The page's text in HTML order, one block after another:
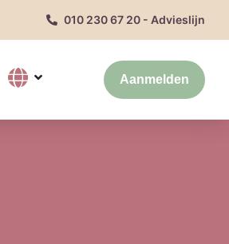
010 230 67 20 - Advieslijn
Aanmelden